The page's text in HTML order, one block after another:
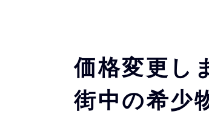
価格変更し
街中の希少